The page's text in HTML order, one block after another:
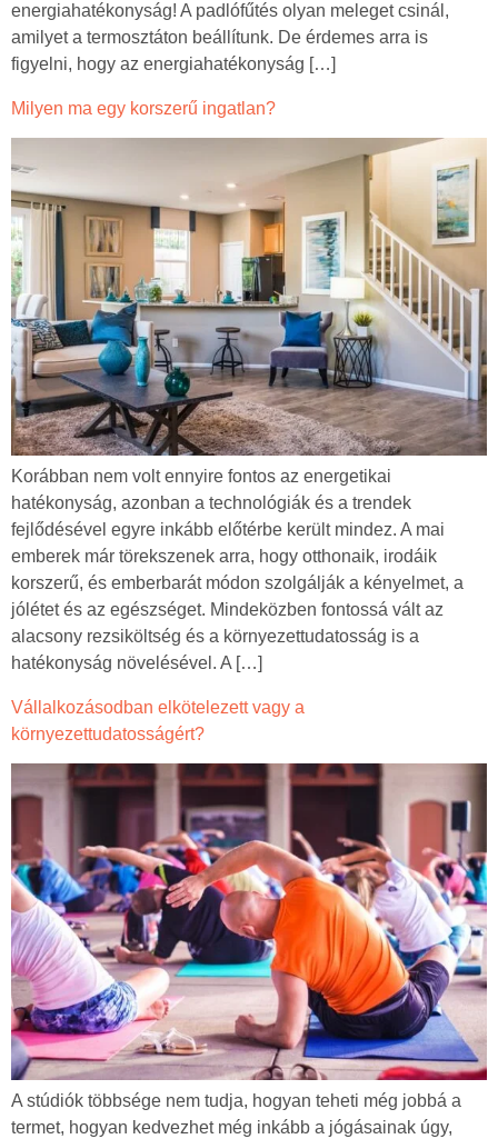
energiahatékonyság! A padlófűtés olyan meleget csinál,
amilyet a termosztáton beállítunk. De érdemes arra is
figyelni, hogy az energiahatékonyság […]
Milyen ma egy korszerű ingatlan?
Korábban nem volt ennyire fontos az energetikai
hatékonyság, azonban a technológiák és a trendek
fejlődésével egyre inkább előtérbe került mindez. A mai
emberek már törekszenek arra, hogy otthonaik, irodáik
korszerű, és emberbarát módon szolgálják a kényelmet, a
jólétet és az egészséget. Mindeközben fontossá vált az
alacsony rezsiköltség és a környezettudatosság is a
hatékonyság növelésével. A […]
Vállalkozásodban elkötelezett vagy a
környezettudatosságért?
A stúdiók többsége nem tudja, hogyan teheti még jobbá a
termet, hogyan kedvezhet még inkább a jógásainak úgy,